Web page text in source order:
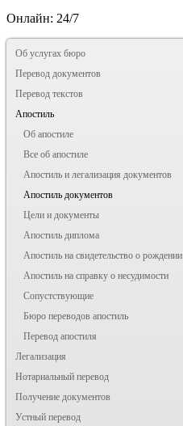
Онлайн: 24/7
Об услугах бюро
Перевод документов
Перевод текстов
Апостиль
Об апостиле
Все об апостиле
Апостиль и легализация документов
Апостиль документов
Цели и документы
Апостиль диплома
Апостиль на свидетельство о рождении
Апостиль на справку о несудимости
Сопустствующие
Бюро переводов апостиль
Перевод апостиля
Легализация
Нотариальный перевод
Получение документов
Устный перевод